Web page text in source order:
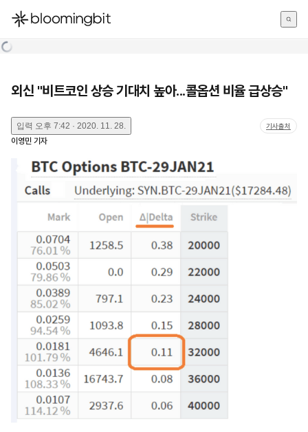
한국어
외신 "비트코인 상승 기대치 높아...콜옵션 비율 급상승"
입력 오후 7:42 · 2020. 11. 28. 기사출처
이영민 기자